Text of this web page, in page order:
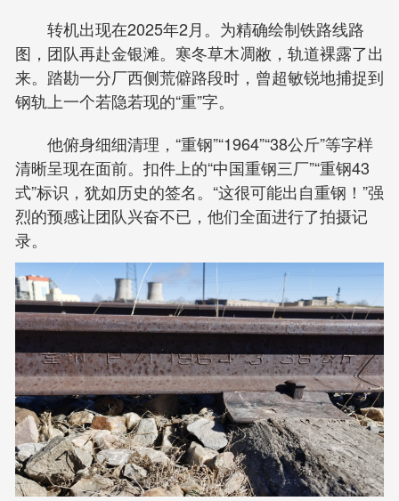
转机出现在2025年2月。为精确绘制铁路线路
图，团队再赴金银滩。寒冬草木凋敝，轨道裸露了出
来。踏勘一分厂西侧荒僻路段时，曾超敏锐地捕捉到
钢轨上一个若隐若现的“重”字。
他俯身细细清理，“重钢”“1964”“38公斤”等字样
清晰呈现在面前。扣件上的“中国重钢三厂”“重钢43
式”标识，犹如历史的签名。“这很可能出自重钢！”强
烈的预感让团队兴奋不已，他们全面进行了拍摄记
录。